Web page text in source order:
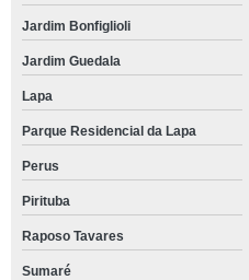
Jardim Bonfiglioli
Jardim Guedala
Lapa
Parque Residencial da Lapa
Perus
Pirituba
Raposo Tavares
Sumaré